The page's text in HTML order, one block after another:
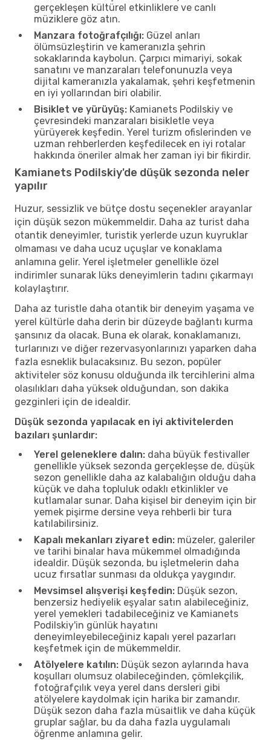
gerçekleşen kültürel etkinliklere ve canlı
müziklere göz atın.
Manzara fotoğrafçılığı: Güzel anları
ölümsüzleştirin ve kameranızla şehrin
sokaklarında kaybolun. Çarpıcı mimariyi, sokak
sanatını ve manzaraları telefonunuzla veya
dijital kameranızla yakalamak, şehri keşfetmenin
en iyi yollarından biri olabilir.
Bisiklet ve yürüyüş: Kamianets Podilskiy ve
çevresindeki manzaraları bisikletle veya
yürüyerek keşfedin. Yerel turizm ofislerinden ve
uzman rehberlerden keşfedilecek en iyi rotalar
hakkında öneriler almak her zaman iyi bir fikirdir.
Kamianets Podilskiy'de düşük sezonda neler
yapılır
Huzur, sessizlik ve bütçe dostu seçenekler arayanlar
için düşük sezon mükemmeldir. Daha az turist daha
otantik deneyimler, turistik yerlerde uzun kuyruklar
olmaması ve daha ucuz uçuşlar ve konaklama
anlamına gelir. Yerel işletmeler genellikle özel
indirimler sunarak lüks deneyimlerin tadını çıkarmayı
kolaylaştırır.
Daha az turistle daha otantik bir deneyim yaşama ve
yerel kültürle daha derin bir düzeyde bağlantı kurma
şansınız da olacak. Buna ek olarak, konaklamanızı,
turlarınızı ve diğer rezervasyonlarınızı yaparken daha
fazla esneklik bulacaksınız. Bu sezon, popüler
aktiviteler söz konusu olduğunda ilk tercihlerini alma
olasılıkları daha yüksek olduğundan, son dakika
gezginleri için de idealdir.
Düşük sezonda yapılacak en iyi aktivitelerden
bazıları şunlardır:
Yerel geleneklere dalın: daha büyük festivaller
genellikle yüksek sezonda gerçekleşse de, düşük
sezon genellikle daha az kalabalığın olduğu daha
küçük ve daha topluluk odaklı etkinlikler ve
kutlamalar sunar. Daha kişisel bir deneyim için bir
yemek pişirme dersine veya rehberli bir tura
katılabilirsiniz.
Kapalı mekanları ziyaret edin: müzeler, galeriler
ve tarihi binalar hava mükemmel olmadığında
idealdir. Düşük sezonda, bu işletmelerin daha
ucuz fırsatlar sunması da oldukça yaygındır.
Mevsimsel alışverişi keşfedin: Düşük sezon,
benzersiz hediyelik eşyalar satın alabileceğiniz,
yerel yemekleri tadabileceğiniz ve Kamianets
Podilskiy'in günlük hayatını
deneyimleyebileceğiniz kapalı yerel pazarları
keşfetmek için de mükemmeldir.
Atölyelere katılın: Düşük sezon aylarında hava
koşulları olumsuz olabileceğinden, çömlekçilik,
fotoğrafçılık veya yerel dans dersleri gibi
atölyelere kaydolmak için harika bir zamandır.
Düşük sezon daha fazla müsaitlik ve daha küçük
gruplar sağlar, bu da daha fazla uygulamalı
öğrenme anlamına gelir.